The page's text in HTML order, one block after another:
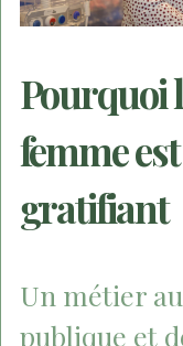
Pourquoi
femme
gratifiant
Un métier
publique et